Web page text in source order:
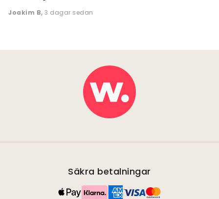
Joakim B, 3 dagar sedan
Säkra betalningar